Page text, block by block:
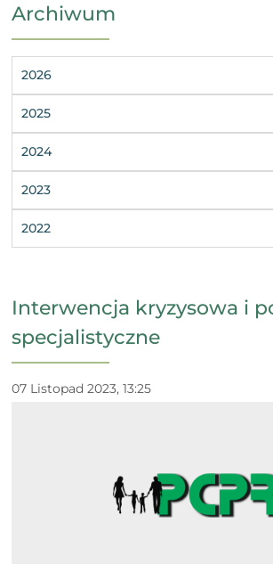
Archiwum
2026
2025
2024
2023
2022
Interwencja kryzysowa i
specjalistyczne
07 Listopad 2023, 13:25